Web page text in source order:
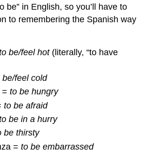
be” in English, so you’ll have to
to remembering the Spanish way
be/feel hot(literally, “to have
be/feel cold
=to be hungry
to be afraid
be in a hurry
be thirsty
=to be embarrassed